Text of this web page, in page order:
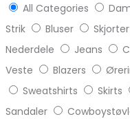
All Categories
Strik
Bluser Skjorter
Nederdele
Jeans
Veste
Blazers
Sweatshirts
Skirts
Sandaler